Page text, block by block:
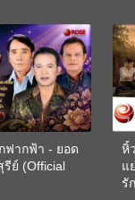
ฟากฟ้า - ยอด
ย์ (Official
หิ้
แ
รั